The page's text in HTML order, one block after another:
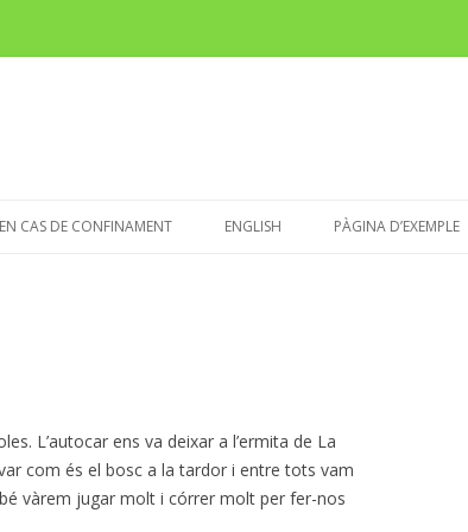
EN CAS DE CONFINAMENT ENGLISH PÀGINA D’EXEMPLE
L’autocar ens va deixar a l’ermita de La
com és el bosc a la tardor i entre tots vam
vàrem jugar molt i córrer molt per fer-nos